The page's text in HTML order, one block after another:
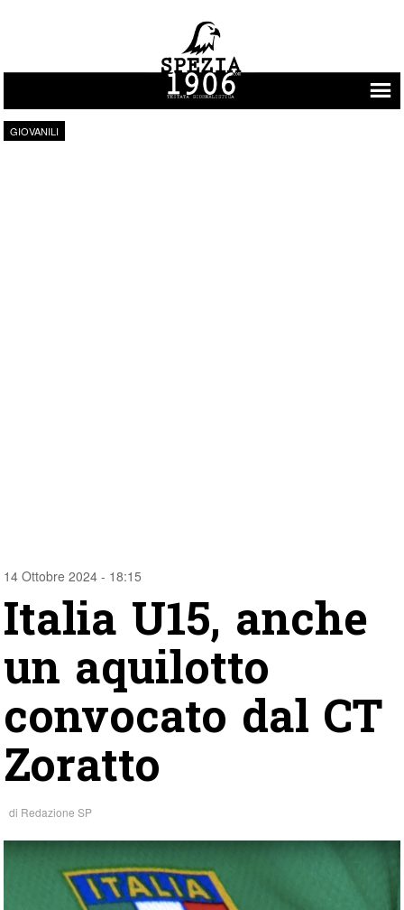
Vai al contenuto
GIOVANILI
14 Ottobre 2024 - 18:15
Italia U15, anche
un aquilotto
convocato dal CT
Zoratto
di Redazione SP